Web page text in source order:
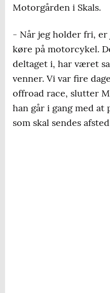
Motorgården i Skals.
- Når jeg holder fri, er
køre på motorcykel.
deltaget i, har været
venner. Vi var fire
offroad race, slutter
han går i gang med
som skal sendes